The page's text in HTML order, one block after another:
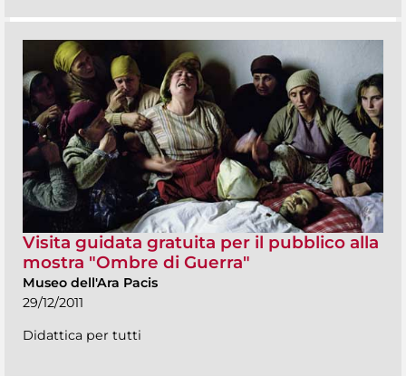
Visita guidata gratuita per il pubblico alla
mostra "Ombre di Guerra"
Museo dell'Ara Pacis
29/12/2011
Didattica per tutti